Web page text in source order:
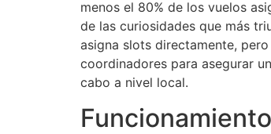
menos el 80% de los vuelos
de las curiosidades que más
asigna slots directamente,
coordinadores para asegurar
cabo a nivel local.